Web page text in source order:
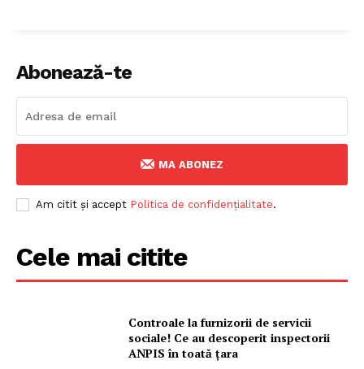
Abonează-te
MA ABONEZ
Am citit și accept Politica de confidențialitate.
Cele mai citite
Controale la furnizorii de servicii
sociale! Ce au descoperit inspectorii
ANPIS în toată țara